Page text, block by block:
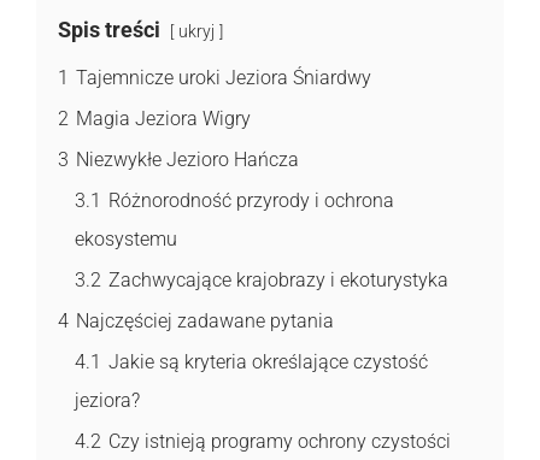
Spis treści ukryj
1 Tajemnicze uroki Jeziora Śniardwy
2 Magia Jeziora Wigry
3 Niezwykłe Jezioro Hańcza
3.1 Różnorodność przyrody i ochrona
ekosystemu
3.2 Zachwycające krajobrazy i ekoturystyka
4 Najczęściej zadawane pytania
4.1 Jakie są kryteria określające czystość
jeziora?
4.2 Czy istnieją programy ochrony czystości